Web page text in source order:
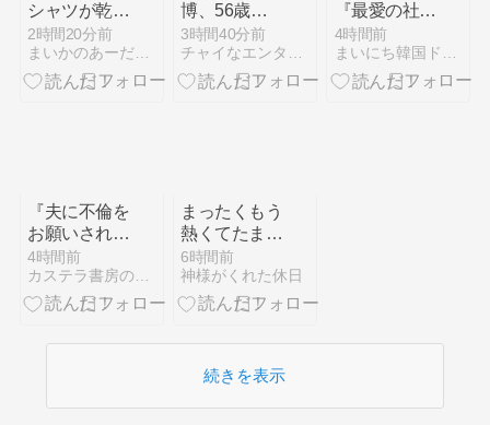
シャツが乾く
まで」蒼井優
の長回しワン
カット電話７
2時間20分前
博、56歳で
再婚＆パパ
へ！8月8日
の「はちみつ
3時間40分前
『最愛の社員
-My Bias, My
Boss-』はど
こで見れる？
4時間前
『夫に不倫を
お願いされま
した』第4話
｜中村ゆり
か“共感でき
倫モヤモヤ解
4時間前
まったくもう
熱くてたまら
ん！
6時間前
神様がくれた休日
続きを表示